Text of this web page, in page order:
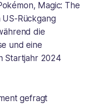
Magic: The
Rückgang
die
und eine
Startjahr 2024
gefragt